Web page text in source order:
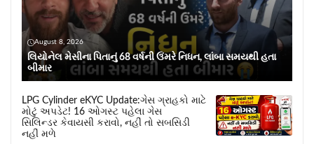
August 8, 2026
લિયોનેલ મેસીના પિતાનું 68 વર્ષની ઉંમરે નિધન, લાંબા સમયથી હતા
બીમાર
LPG Cylinder eKYC Update:ગેસ ગ્રાહકો માટે
મોટું અપડેટ! 16 ઓગસ્ટ પહેલા ગેસ
સિલિન્ડર કેવાયસી કરાવો, નહીં તો સબસિડી
નહીં મળે